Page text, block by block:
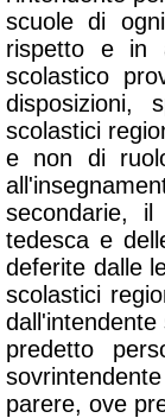
scuole di
rispetto e in
scolastico
disposizioni,
scolastici
e non di
secondarie,
tedesca e
deferite dalle
scolastici
predetto
parere, ove